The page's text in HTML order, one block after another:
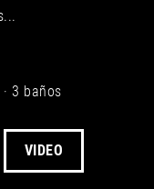
3 baños
VIDEO